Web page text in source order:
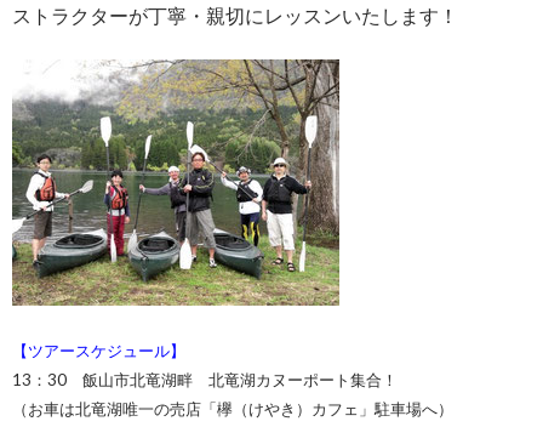
ストラクターが丁寧・親切にレッスンいたします！
【ツアースケジュール】
13：30 飯山市北竜湖畔 北竜湖カヌーポート集合！
（お車は北竜湖唯一の売店「欅（けやき）カフェ」駐車場へ）